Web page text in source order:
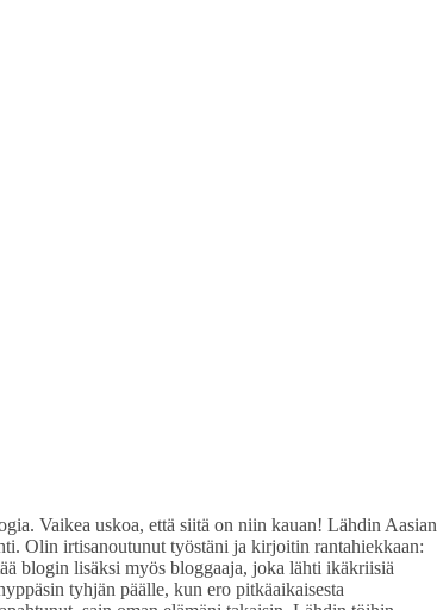
Vaikea uskoa, että siitä on niin kauan! Lähdin Aasian
Olin irtisanoutunut työstäni ja kirjoitin rantahiekkaan:
blogin lisäksi myös bloggaaja, joka lähti ikäkriisiä
tyhjän päälle, kun ero pitkäaikaisesta